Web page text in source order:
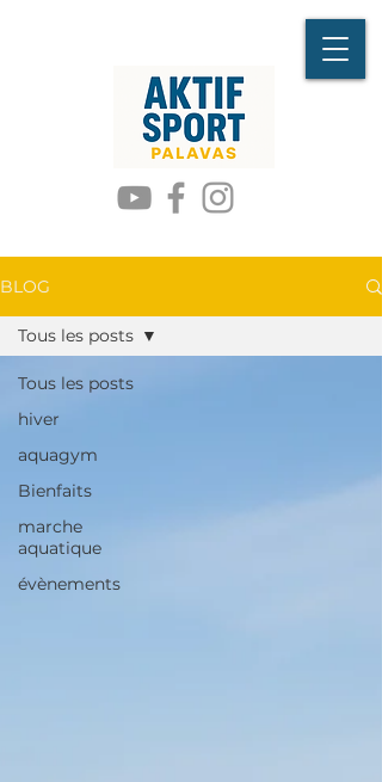
BLOG
Tous les posts
hiver
aquagym
Bienfaits
marche
aquatique
évènements
Tous les posts